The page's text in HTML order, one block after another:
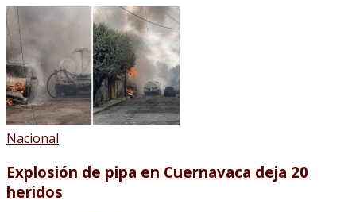
Nacional
Explosión de pipa en Cuernavaca deja 20
heridos